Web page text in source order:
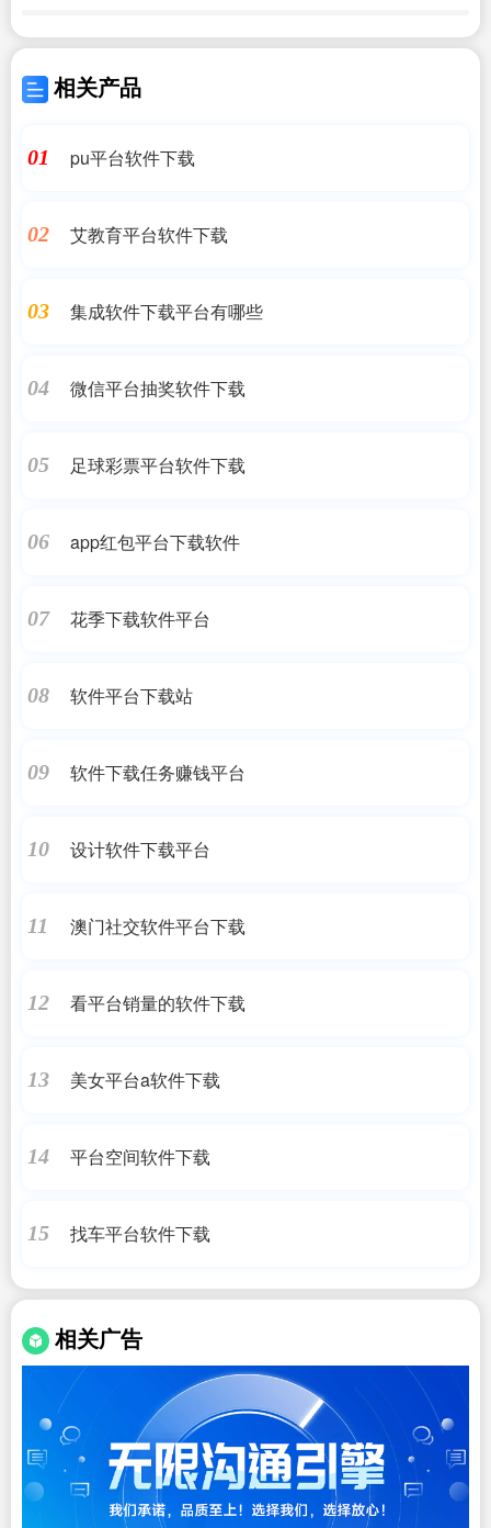
相关产品
01 pu平台软件下载
02 艾教育平台软件下载
03 集成软件下载平台有哪些
04 微信平台抽奖软件下载
05 足球彩票平台软件下载
06 app红包平台下载软件
07 花季下载软件平台
08 软件平台下载站
09 软件下载任务赚钱平台
10 设计软件下载平台
11 澳门社交软件平台下载
12 看平台销量的软件下载
13 美女平台a软件下载
14 平台空间软件下载
15 找车平台软件下载
相关广告